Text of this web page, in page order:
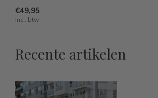
€49,95
Incl. btw
Recente artikelen